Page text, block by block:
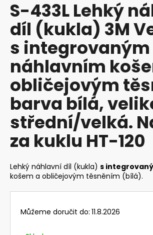
produktu
je
0,0
z
5
hvězdiček.
S-433L Lehký
díl (kukla) 3M
s integrovaným
náhlavním
obličejovým
barva bílá,
střední/velká.
za kuklu HT-120
Lehký náhlavní díl (kukla) s
košem a obličejovým těsněním (bílá).
Můžeme doručit do: 11.8.2026
a
j
í
t
?
HLEDAT
D
o
p
o